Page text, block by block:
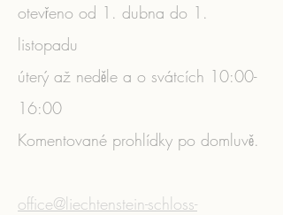
otevřeno od 1. dubna do 1.
listopadu
úterý až neděle a o svátcích 10:00-
16:00
Komentované prohlídky po domluvě.
office@liechtenstein-schloss-